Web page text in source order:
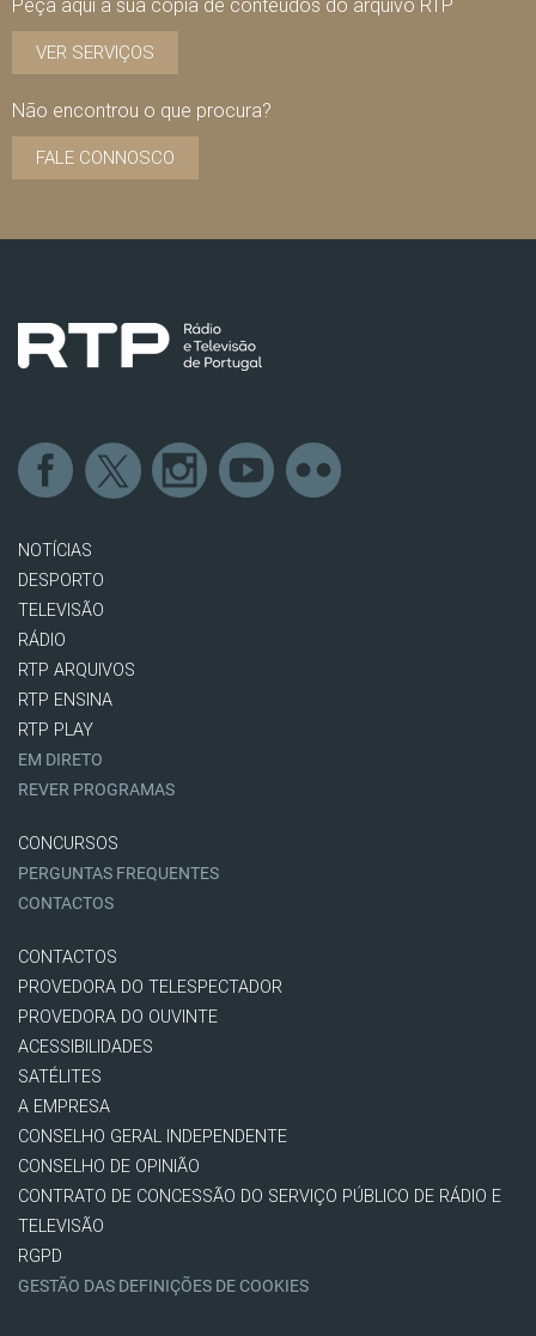
Peça aqui a sua cópia de conteúdos do arquivo RTP
VER SERVIÇOS
Não encontrou o que procura?
FALE CONNOSCO
NOTÍCIAS
DESPORTO
TELEVISÃO
RÁDIO
RTP ARQUIVOS
RTP ENSINA
RTP PLAY
EM DIRETO
REVER PROGRAMAS
CONCURSOS
PERGUNTAS FREQUENTES
CONTACTOS
CONTACTOS
PROVEDORA DO TELESPECTADOR
PROVEDORA DO OUVINTE
ACESSIBILIDADES
SATÉLITES
A EMPRESA
CONSELHO GERAL INDEPENDENTE
CONSELHO DE OPINIÃO
CONTRATO DE CONCESSÃO DO SERVIÇO PÚBLICO DE RÁDIO E
TELEVISÃO
RGPD
GESTÃO DAS DEFINIÇÕES DE COOKIES